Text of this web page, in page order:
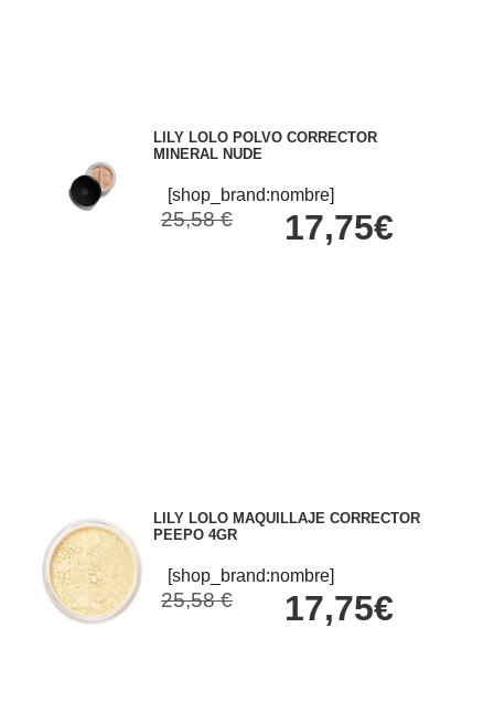
LILY LOLO POLVO CORRECTOR
MINERAL NUDE
[shop_brand:nombre]
25,58 € 17,75€
LILY LOLO MAQUILLAJE CORRECTOR
PEEPO 4GR
[shop_brand:nombre]
25,58 € 17,75€